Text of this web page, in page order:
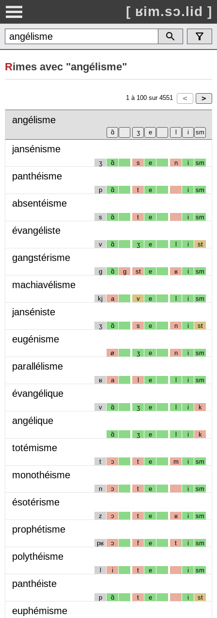
[ ʁim.sɔ.lid ]
Rimes avec "angélisme"
1 à 100 sur 4551
angélisme
jansénisme
ʒ ɑ̃ s e n i sm
panthéisme
p ɑ̃ t e i sm
absentéisme
s ɑ̃ t e i sm
évangéliste
v ɑ̃ ʒ e l i st
gangstérisme
g ɑ̃ g st e ʁ i sm
machiavélisme
kj a v e l i sm
janséniste
ʒ ɑ̃ s e n i st
eugénisme
ø ʒ e n i sm
parallélisme
ʁ a l e l i sm
évangélique
v ɑ̃ ʒ e l i k
angélique
ɑ̃ ʒ e l i k
totémisme
t ɔ t e m i sm
monothéisme
n ɔ t e i sm
ésotérisme
z ɔ t e ʁ i sm
prophétisme
pʁ ɔ f e t i sm
polythéisme
l i t e i sm
panthéiste
p ɑ̃ t e i st
euphémisme